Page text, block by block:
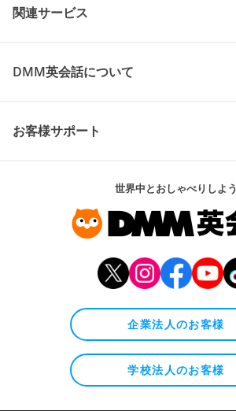
関連サービス
DMM英会話について
お客様サポート
世界中とおしゃべりしよう
企業法人のお客様
学校法人のお客様